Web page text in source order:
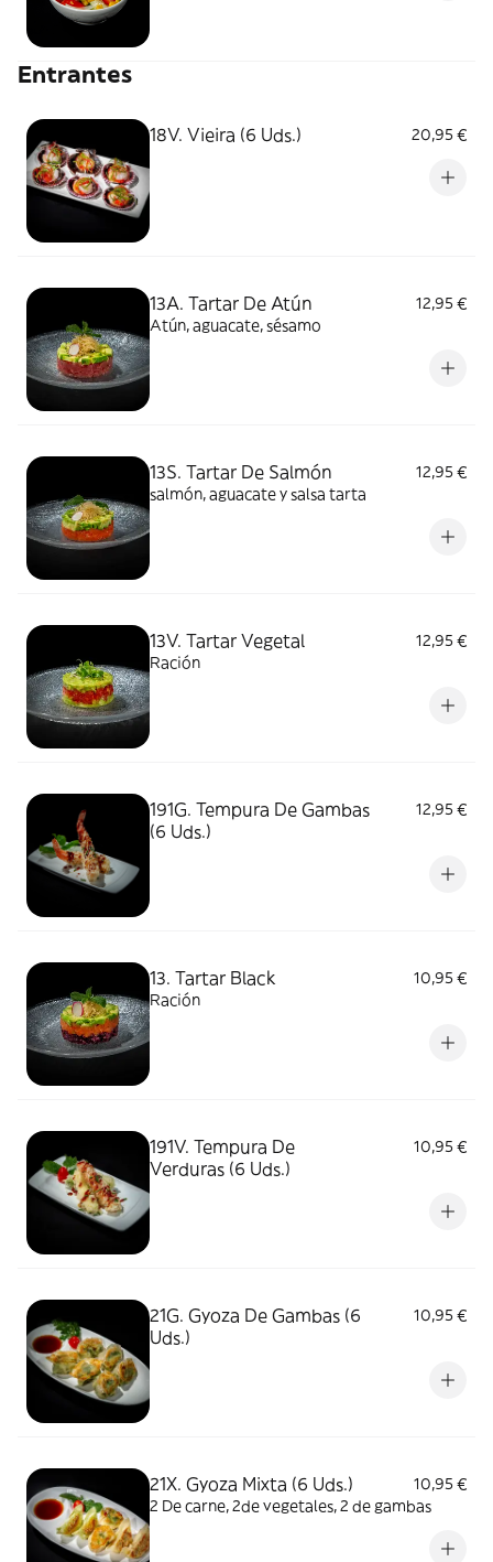
Entrantes
18V. Vieira (6 Uds.) 20,95 €
13A. Tartar De Atún
12,95 €
Atún, aguacate, sésamo
13S. Tartar De Salmón
12,95 €
salmón, aguacate y salsa tarta
13V. Tartar Vegetal
12,95 €
Ración
191G. Tempura De Gambas
(6 Uds.)
12,95 €
13. Tartar Black
10,95 €
Ración
191V. Tempura De
Verduras (6 Uds.)
10,95 €
21G. Gyoza De Gambas (6
Uds.)
10,95 €
21X. Gyoza Mixta (6 Uds.)
10,95 €
2 De carne, 2de vegetales, 2 de gambas